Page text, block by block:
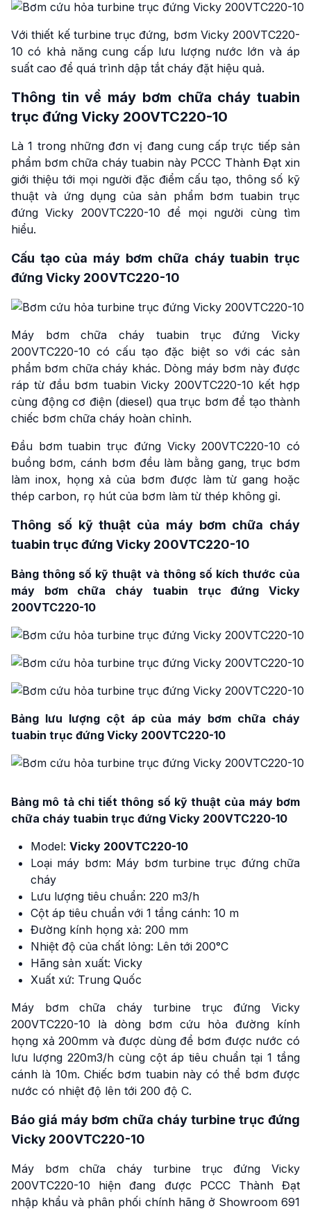
Với thiết kế turbine trục đứng, bơm Vicky 200VTC220-
10 có khả năng cung cấp lưu lượng nước lớn và áp
suất cao để quá trình dập tắt cháy đặt hiệu quả.
Thông tin về máy bơm chữa cháy tuabin
trục đứng Vicky 200VTC220-10
Là 1 trong những đơn vị đang cung cấp trực tiếp sản
phẩm bơm chữa cháy tuabin này PCCC Thành Đạt xin
giới thiệu tới mọi người đặc điểm cấu tạo, thông số kỹ
thuật và ứng dụng của sản phẩm bơm tuabin trục
đứng Vicky 200VTC220-10 để mọi người cùng tìm
hiểu.
Cấu tạo của máy bơm chữa cháy tuabin trục
đứng Vicky 200VTC220-10
Máy bơm chữa cháy tuabin trục đứng Vicky
200VTC220-10 có cấu tạo đặc biệt so với các sản
phẩm bơm chữa cháy khác. Dòng máy bơm này được
ráp từ đầu bơm tuabin Vicky 200VTC220-10 kết hợp
cùng động cơ điện (diesel) qua trục bơm để tạo thành
chiếc bơm chữa cháy hoàn chỉnh.
Đầu bơm tuabin trục đứng Vicky 200VTC220-10 có
buồng bơm, cánh bơm đều làm bằng gang, trục bơm
làm inox, họng xả của bơm được làm từ gang hoặc
thép carbon, rọ hút của bơm làm từ thép không gỉ.
Thông số kỹ thuật của máy bơm chữa cháy
tuabin trục đứng Vicky 200VTC220-10
Bảng thông số kỹ thuật và thông số kích thước của
máy bơm chữa cháy tuabin trục đứng Vicky
200VTC220-10
Bảng lưu lượng cột áp của máy bơm chữa cháy
tuabin trục đứng Vicky 200VTC220-10
Bảng mô tả chi tiết thông số kỹ thuật của máy bơm
chữa cháy tuabin trục đứng Vicky 200VTC220-10
Model: Vicky 200VTC220-10
Loại máy bơm: Máy bơm turbine trục đứng chữa
cháy
Lưu lượng tiêu chuẩn: 220 m3/h
Cột áp tiêu chuẩn với 1 tầng cánh: 10 m
Đường kính họng xả: 200 mm
Nhiệt độ của chất lỏng: Lên tới 200°C
Hãng sản xuất: Vicky
Xuất xứ: Trung Quốc
Máy bơm chữa cháy turbine trục đứng Vicky
200VTC220-10 là dòng bơm cứu hỏa đường kính
họng xả 200mm và được dùng để bơm được nước có
lưu lượng 220m3/h cùng cột áp tiêu chuẩn tại 1 tầng
cánh là 10m. Chiếc bơm tuabin này có thể bơm được
nước có nhiệt độ lên tới 200 độ C.
Báo giá máy bơm chữa cháy turbine trục đứng
Vicky 200VTC220-10
Máy bơm chữa cháy turbine trục đứng Vicky
200VTC220-10 hiện đang được PCCC Thành Đạt
nhập khẩu và phân phối chính hãng ở Showroom 691